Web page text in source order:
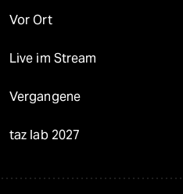
Vor Ort
Live im Stream
Vergangene
taz lab 2027